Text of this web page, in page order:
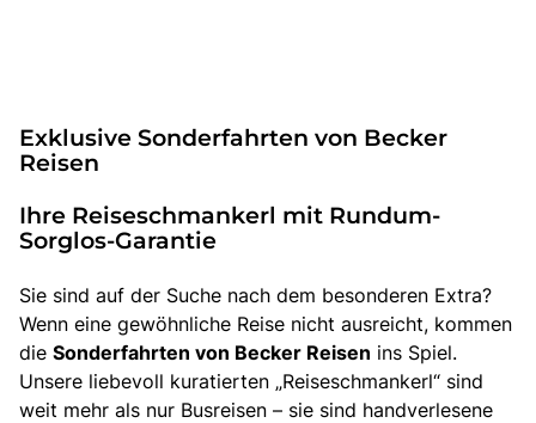
Exklusive Sonderfahrten von Becker
Reisen
Ihre Reiseschmankerl mit Rundum-
Sorglos-Garantie
Sie sind auf der Suche nach dem besonderen Extra?
Wenn eine gewöhnliche Reise nicht ausreicht, kommen
die Sonderfahrten von Becker Reisen ins Spiel.
Unsere liebevoll kuratierten „Reiseschmankerl“ sind
weit mehr als nur Busreisen – sie sind handverlesene